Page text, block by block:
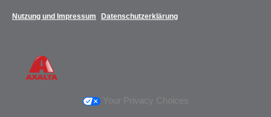
Nutzung und Impressum Datenschutzerklärung
Your Privacy Choices